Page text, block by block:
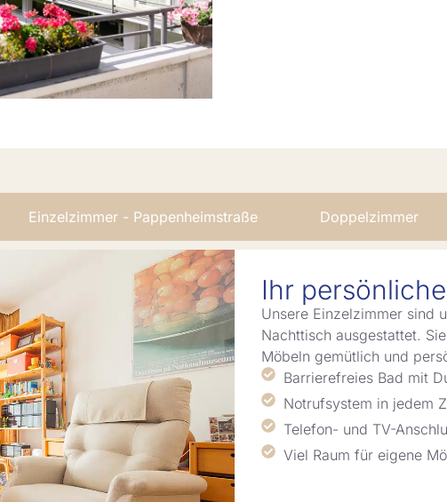
Einzelzimmer - Pappenheimstraße Doppelzimmer
Ihr
Unsere Einzelzimmer sind
Nachttisch ausgestattet.
Möbeln gemütlich und
Barrierefreies Bad mit
Notrufsystem in jedem
Telefon- und TV-
Viel Raum für eigene